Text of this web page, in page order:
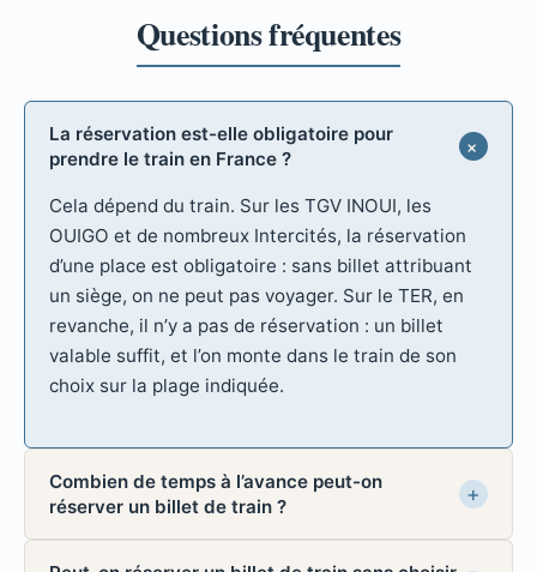
La réservation est-elle obligatoire pour
prendre le train en France ?
Cela dépend du train. Sur les TGV INOUI, les
OUIGO et de nombreux Intercités, la réservation
d’une place est obligatoire : sans billet attribuant
un siège, on ne peut pas voyager. Sur le TER, en
revanche, il n’y a pas de réservation : un billet
valable suffit, et l’on monte dans le train de son
choix sur la plage indiquée.
Combien de temps à l’avance peut-on
réserver un billet de train ?